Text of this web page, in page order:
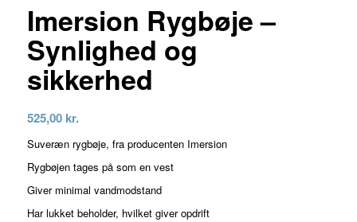
Imersion Rygbøje –
Synlighed og
sikkerhed
525,00 kr.
Suveræn rygbøje, fra producenten Imersion
Rygbøjen tages på som en vest
Giver minimal vandmodstand
Har lukket beholder, hvilket giver opdrift